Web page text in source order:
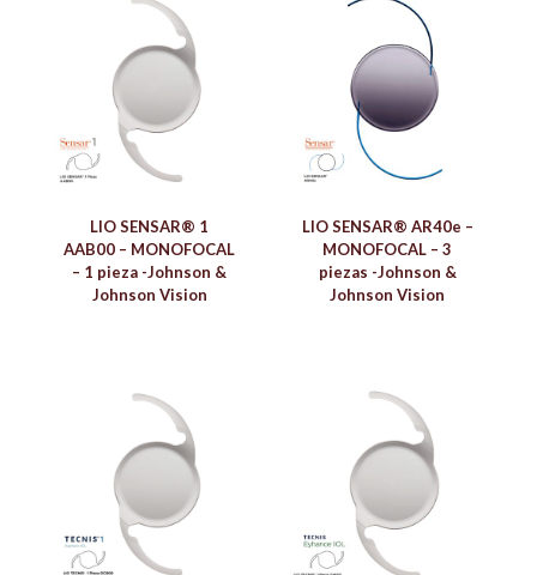
LIO SENSAR® 1
AAB00 – MONOFOCAL
– 1 pieza -Johnson &
Johnson Vision
LIO SENSAR® AR40e –
MONOFOCAL – 3
piezas -Johnson &
Johnson Vision